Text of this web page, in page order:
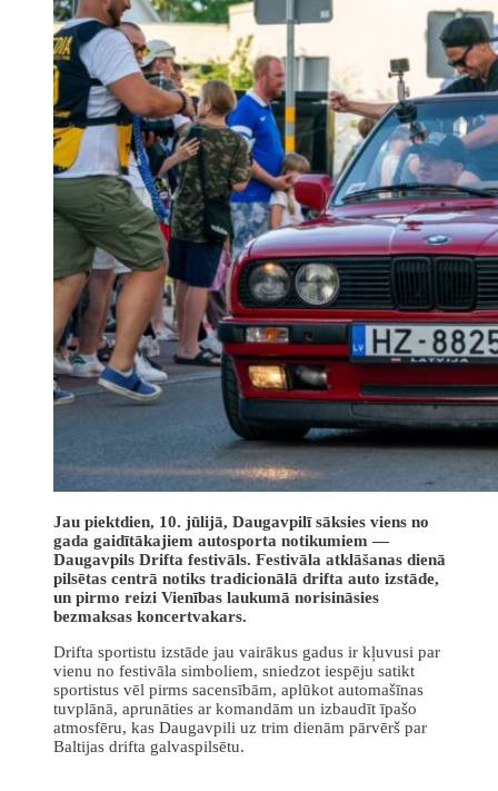
Jau piektdien, 10. jūlijā, Daugavpilī sāksies viens no
gada gaidītākajiem autosporta notikumiem —
Daugavpils Drifta festivāls. Festivāla atklāšanas dienā
pilsētas centrā notiks tradicionālā drifta auto izstāde,
un pirmo reizi Vienības laukumā norisināsies
bezmaksas koncertvakars.
Drifta sportistu izstāde jau vairākus gadus ir kļuvusi par
vienu no festivāla simboliem, sniedzot iespēju satikt
sportistus vēl pirms sacensībām, aplūkot automašīnas
tuvplānā, aprunāties ar komandām un izbaudīt īpašo
atmosfēru, kas Daugavpili uz trim dienām pārvērš par
Baltijas drifta galvaspilsētu.